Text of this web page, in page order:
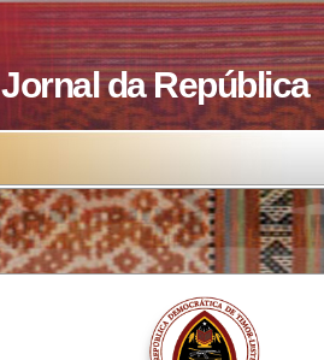
Jornal da República